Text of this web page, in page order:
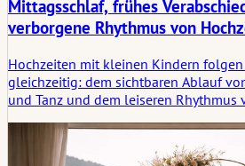
Mittagsschlaf, frühes
verborgene Rhythmus von
Hochzeiten mit kleinen Kindern
gleichzeitig: dem sichtbaren Ablauf
und Tanz und dem leiseren Rhythmus
damit, wie diese verborgenen
praktische und emotionale Weise